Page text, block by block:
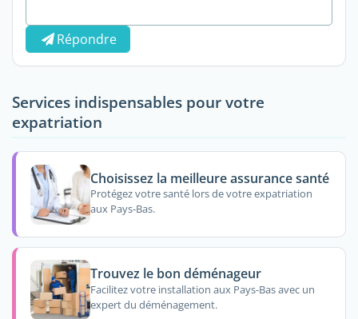
Répondre
Services indispensables pour votre
expatriation
Choisissez la meilleure assurance santé
Protégez votre santé lors de votre expatriation
aux Pays-Bas.
Trouvez le bon déménageur
Facilitez votre installation aux Pays-Bas avec un
expert du déménagement.